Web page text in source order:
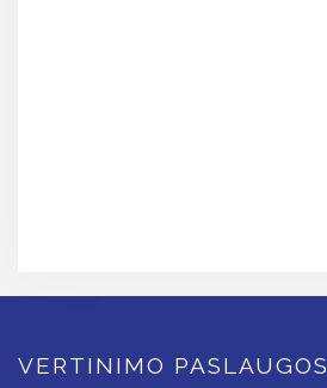
VERTINIMO PASLAUGOS